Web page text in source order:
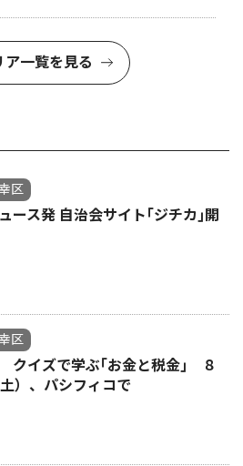
ア一覧を見る
区
ース発 自治会サイト｢ジチカ｣開
区
クイズで学ぶ｢お金と税金｣ ８
）、パシフィコで